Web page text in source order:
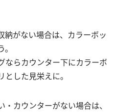
納がない場合は、カラーボッ
ならカウンター下にカラーボ
した見栄えに。
カウンターがない場合は、